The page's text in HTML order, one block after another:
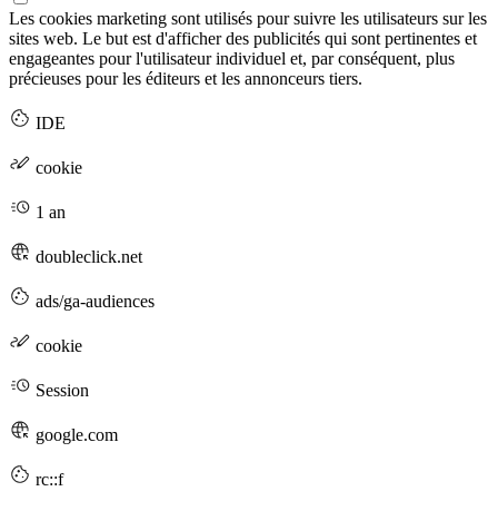
Les cookies marketing sont utilisés pour suivre les utilisateurs sur les
sites web. Le but est d'afficher des publicités qui sont pertinentes et
engageantes pour l'utilisateur individuel et, par conséquent, plus
précieuses pour les éditeurs et les annonceurs tiers.
IDE
cookie
1 an
doubleclick.net
ads/ga-audiences
cookie
Session
google.com
rc::f